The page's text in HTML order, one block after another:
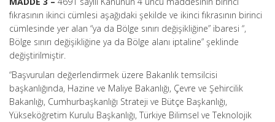
fıkrasının ikinci cümlesi aşağıdaki şekilde ve ikinci fıkrasının birinci
cümlesinde yer alan “ya da Bölge sınırı değişikliğine” ibaresi “,
Bölge sınırı değişikliğine ya da Bölge alanı iptaline” şeklinde
değiştirilmiştir.
“Başvuruları değerlendirmek üzere Bakanlık temsilcisi
başkanlığında, Hazine ve Maliye Bakanlığı, Çevre ve Şehircilik
Bakanlığı, Cumhurbaşkanlığı Strateji ve Bütçe Başkanlığı,
Yükseköğretim Kurulu Başkanlığı, Türkiye Bilimsel ve Teknolojik